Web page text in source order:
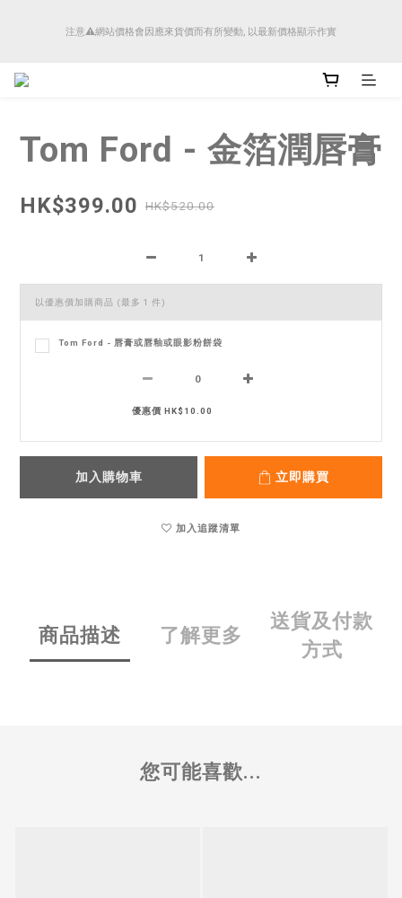
注意⚠️網站價格會因應來貨價而有所變動, 以最新價格顯示作實
順豐香港將於4月14日起減少SMS短訊發送, 所有快件自取訊息通知將全部改為透過官
Tom Ford - 金箔潤唇膏
HK$399.00 HK$520.00
以優惠價加購商品 (最多 1 件)
Tom Ford - 唇膏或唇釉或眼影粉餅袋
優惠價 HK$10.00
加入購物車 立即購買
加入追蹤清單
商品描述 了解更多
送貨及付款
方式
您可能喜歡...